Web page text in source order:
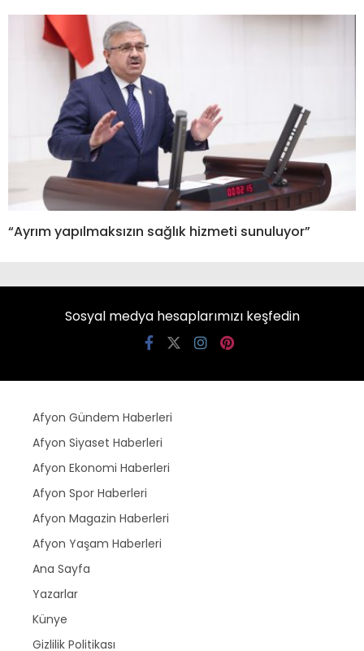
“Ayrım yapılmaksızın sağlık hizmeti sunuluyor”
Sosyal medya hesaplarımızı keşfedin
Afyon Gündem Haberleri
Afyon Siyaset Haberleri
Afyon Ekonomi Haberleri
Afyon Spor Haberleri
Afyon Magazin Haberleri
Afyon Yaşam Haberleri
Ana Sayfa
Yazarlar
Künye
Gizlilik Politikası